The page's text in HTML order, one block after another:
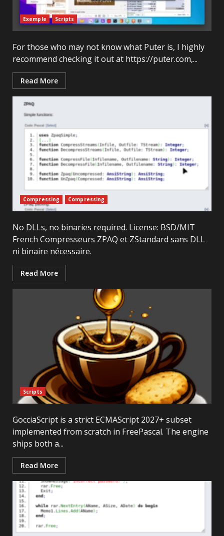
Exemple Scripts
For those who may not know what Puter is, I highly
recommend checking it out at https://puter.com,...
Read More
Compressing Compressing
No DLLs, no binaries required. License: BSD/MIT
French Compresseurs ZPAQ et ZStandard sans DLL
ni binaire nécessaire.
Read More
Scripts
GocciaScript is a strict ECMAScript 2027+ subset
implemented from scratch in FreePascal. The engine
ships both a...
Read More